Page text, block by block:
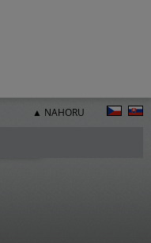
▲ NAHORU